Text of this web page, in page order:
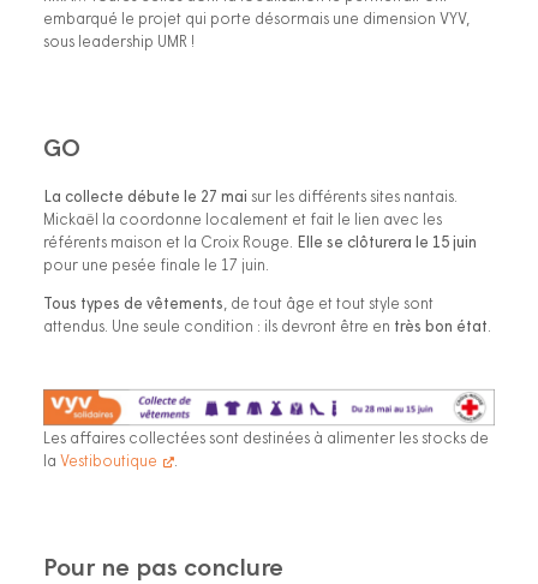
embarqué le projet qui porte désormais une dimension VYV,
sous leadership UMR !
GO
La collecte débute le 27 mai sur les différents sites nantais.
Mickaël la coordonne localement et fait le lien avec les
référents maison et la Croix Rouge. Elle se clôturera le 15 juin
pour une pesée finale le 17 juin.
Tous types de vêtements, de tout âge et tout style sont
attendus. Une seule condition : ils devront être en très bon état.
Les affaires collectées sont destinées à alimenter les stocks de
la Vestiboutique .
Pour ne pas conclure